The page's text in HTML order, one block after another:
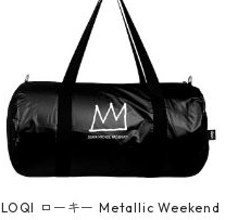
LOQI ローキー Metallic Weekend